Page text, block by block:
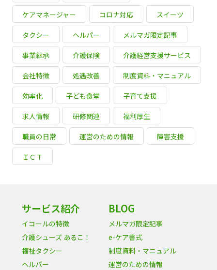
ケアマネージャー コロナ対応 スイーツ
タクシー ヘルパー メルマガ限定記事
事業継承 介護保険 介護経営支援サービス
会社特徴 処遇改善 制度資料・マニュアル
効率化 子ども食堂 子育て支援
求人情報 研修関連 福利厚生
職員の日常 運営のための情報 障害支援
ＩＣＴ
サービス紹介
イコールの特徴
介護シューズ あるこ！
福祉タクシー
ヘルパー
BLOG
メルマガ限定記事
e-ケア書式
制度資料・マニュアル
運営のための情報